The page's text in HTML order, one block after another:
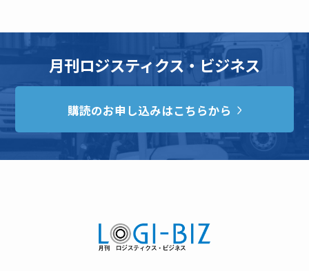
月刊ロジスティクス・ビジネス
購読のお申し込みはこちらから